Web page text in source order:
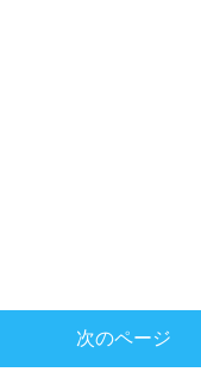
次のページ